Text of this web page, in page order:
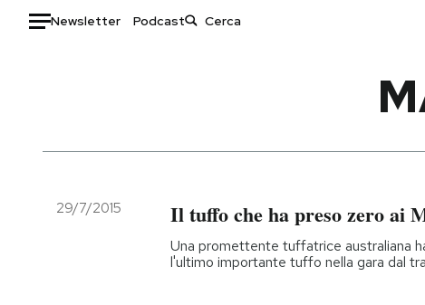
Newsletter Podcast
Italia
Politica
Moda
Ok Boomer!
29/7/2015 Il tuffo che ha preso zero ai
Una promettente tuffatrice australiana
l'ultimo importante tuffo nella gara dal